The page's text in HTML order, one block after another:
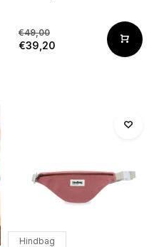
€49,00
€39,20
Hindbag